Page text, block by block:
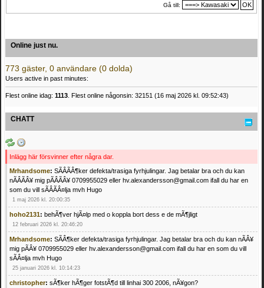
Gå till:
Online just nu.
773 gäster, 0 användare (0 dolda)
Users active in past minutes:
Flest online idag: 1113. Flest online någonsin: 32151 (16 maj 2026 kl. 09:52:43)
CHATT
Inlägg här försvinner efter några dar.
Mrhandsome: SÃÂÃÂ¶ker defekta/trasiga fyrhjulingar. Jag betalar bra och du kan
nÃÂÃÂ¥ mig pÃÂÃÂ¥ 0709955029 eller hv.alexandersson@gmail.com ifall du har en
som du vill sÃÂÃÂ¤lja mvh Hugo
1 maj 2026 kl. 20:00:35
hoho2131: behÃ¶ver hjÃ¤lp med o koppla bort dess e de mÃ¶jligt
12 februari 2026 kl. 20:46:20
Mrhandsome: SÃÂ¶ker defekta/trasiga fyrhjulingar. Jag betalar bra och du kan nÃÂ¥
mig pÃÂ¥ 0709955029 eller hv.alexandersson@gmail.com ifall du har en som du vill
sÃÂ¤lja mvh Hugo
25 januari 2026 kl. 10:14:23
christopher: sÃ¶ker hÃ¶ger fotstÃ¶d till linhai 300 2006, nÃ¥gon?